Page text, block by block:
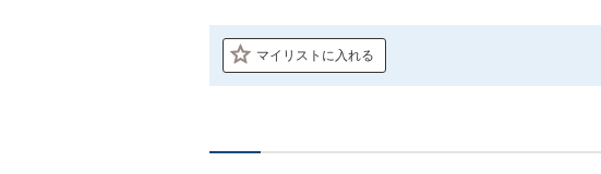
マイリストに入れる